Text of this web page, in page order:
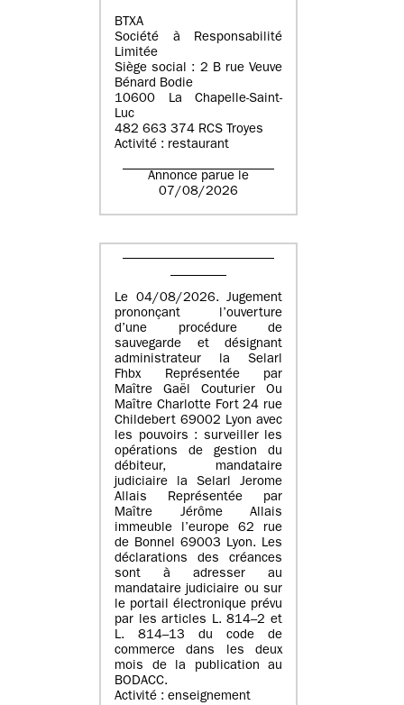
BTXA
Société à Responsabilité
Limitée
Siège social : 2 B rue Veuve
Bénard Bodie
10600 La Chapelle-Saint-
Luc
482 663 374 RCS Troyes
Activité : restaurant
Annonce parue le
07/08/2026
Le 04/08/2026. Jugement
prononçant l’ouverture
d’une procédure de
sauvegarde et désignant
administrateur la Selarl
Fhbx Représentée par
Maître Gaël Couturier Ou
Maître Charlotte Fort 24 rue
Childebert 69002 Lyon avec
les pouvoirs : surveiller les
opérations de gestion du
débiteur, mandataire
judiciaire la Selarl Jerome
Allais Représentée par
Maître Jérôme Allais
immeuble l’europe 62 rue
de Bonnel 69003 Lyon. Les
déclarations des créances
sont à adresser au
mandataire judiciaire ou sur
le portail électronique prévu
par les articles L. 814–2 et
L. 814–13 du code de
commerce dans les deux
mois de la publication au
BODACC.
Activité : enseignement